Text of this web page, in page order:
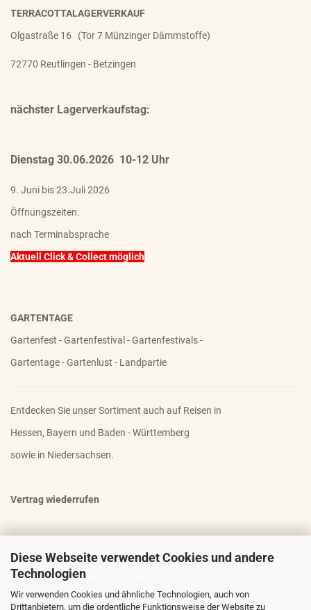
Diese Webseite verwendet Cookies und andere
Technologien
Wir verwenden Cookies und ähnliche Technologien, auch von
Drittanbietern, um die ordentliche Funktionsweise der Website zu
TERRACOTTALAGERVERKAUF
Olgastraße 16 (Tor 7 Münzinger Dämmstoffe)
72770 Reutlingen - Betzingen
nächster Lagerverkaufstag:
Dienstag 30.06.2026 10-12 Uhr
9. Juni bis 23.Juli 2026
Öffnungszeiten:
nach Terminabsprache
Aktuell Click & Collect möglich
GARTENTAGE
Gartenfest - Gartenfestival - Gartenfestivals -
Gartentage - Gartenlust - Landpartie
Entdecken Sie unser Sortiment auch auf Reisen in
Hessen, Bayern und Baden - Württemberg
sowie in Niedersachsen.
Vertrag wiederrufen
OTTO - DER FAMOSE STAUDENHALTER
geniale Idee - stabiler Stand - einfacher Transport